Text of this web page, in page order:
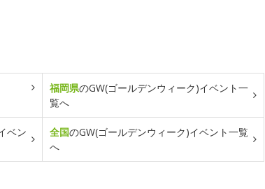
福岡県のGW(ゴールデンウィーク)イベント一
覧へ
ベン
全国のGW(ゴールデンウィーク)イベント一覧
へ